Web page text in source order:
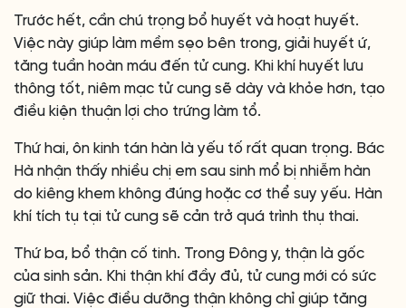
Trước hết, cần chú trọng bổ huyết và hoạt huyết.
Việc này giúp làm mềm sẹo bên trong, giải huyết ứ,
tăng tuần hoàn máu đến tử cung. Khi khí huyết lưu
thông tốt, niêm mạc tử cung sẽ dày và khỏe hơn, tạo
điều kiện thuận lợi cho trứng làm tổ.
Thứ hai, ôn kinh tán hàn là yếu tố rất quan trọng. Bác
Hà nhận thấy nhiều chị em sau sinh mổ bị nhiễm hàn
do kiêng khem không đúng hoặc cơ thể suy yếu. Hàn
khí tích tụ tại tử cung sẽ cản trở quá trình thụ thai.
Thứ ba, bổ thận cố tinh. Trong Đông y, thận là gốc
của sinh sản. Khi thận khí đầy đủ, tử cung mới có sức
giữ thai. Việc điều dưỡng thận không chỉ giúp tăng